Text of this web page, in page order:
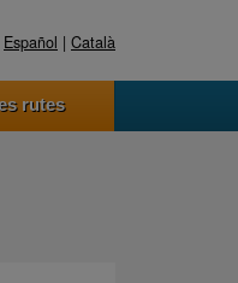
Español | Català
rutes